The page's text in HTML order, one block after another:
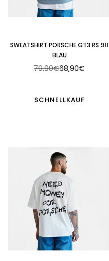
SWEATSHIRT PORSCHE GT3 RS 911
BLAU
Normaler
79,90€68,90€
SCHNELLKAUF